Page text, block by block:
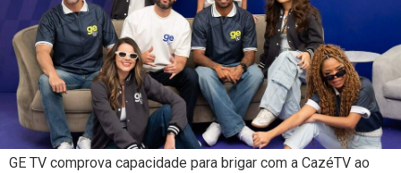
GE TV comprova capacidade para brigar com a CazéTV ao